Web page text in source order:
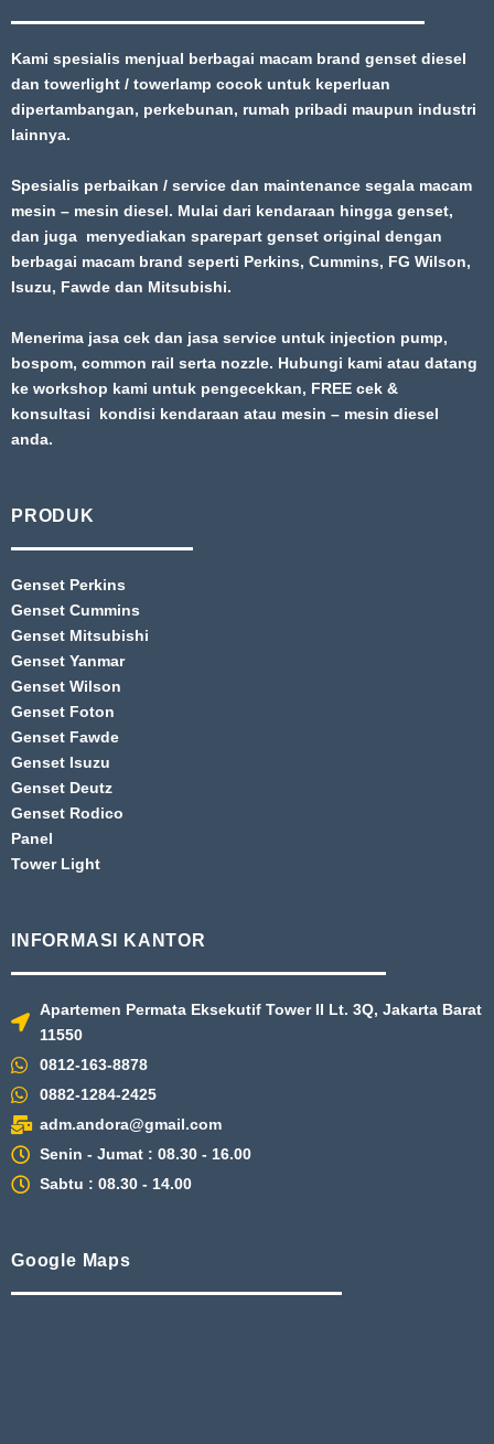
Kami spesialis menjual berbagai macam brand genset diesel
dan towerlight / towerlamp cocok untuk keperluan
dipertambangan, perkebunan, rumah pribadi maupun industri
lainnya.
Spesialis perbaikan / service dan maintenance segala macam
mesin – mesin diesel. Mulai dari kendaraan hingga genset,
dan juga menyediakan sparepart genset original dengan
berbagai macam brand seperti Perkins, Cummins, FG Wilson,
Isuzu, Fawde dan Mitsubishi.
Menerima jasa cek dan jasa service untuk injection pump,
bospom, common rail serta nozzle. Hubungi kami atau datang
ke workshop kami untuk pengecekkan, FREE cek &
konsultasi kondisi kendaraan atau mesin – mesin diesel
anda.
PRODUK
Genset Perkins
Genset Cummins
Genset Mitsubishi
Genset Yanmar
Genset Wilson
Genset Foton
Genset Fawde
Genset Isuzu
Genset Deutz
Genset Rodico
Panel
Tower Light
INFORMASI KANTOR
Apartemen Permata Eksekutif Tower II Lt. 3Q, Jakarta Barat
11550
0812-163-8878
0882-1284-2425
adm.andora@gmail.com
Senin - Jumat : 08.30 - 16.00
Sabtu : 08.30 - 14.00
Google Maps